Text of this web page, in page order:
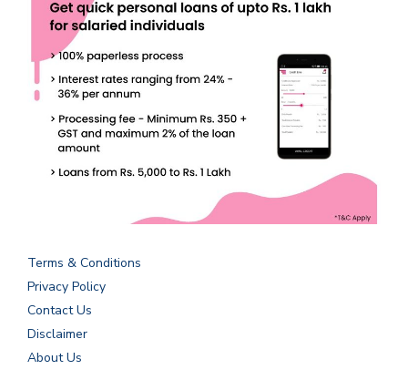
Terms & Conditions
Privacy Policy
Contact Us
Disclaimer
About Us